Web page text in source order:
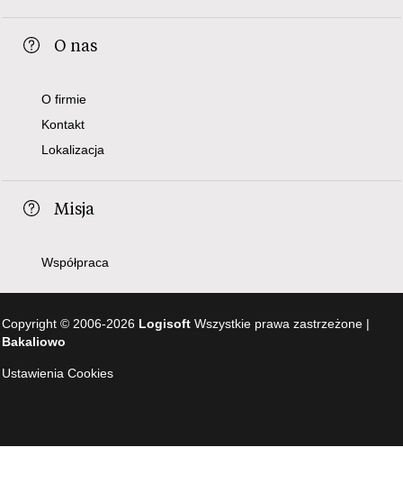
O nas
O firmie
Kontakt
Lokalizacja
Misja
Współpraca
Copyright © 2006-2026 Logisoft Wszystkie prawa zastrzeżone |
Bakaliowo
Ustawienia Cookies